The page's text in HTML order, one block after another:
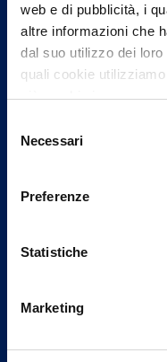
web e di pubblicità, i
altre informazioni che
dal suo utilizzo dei
quali cookie
più su chi siamo,
può trovare nel footer
delNecessari
Preferenze
Statistiche
Marketing
Vittoria Assicurazioni
Part. IVA 01329510158